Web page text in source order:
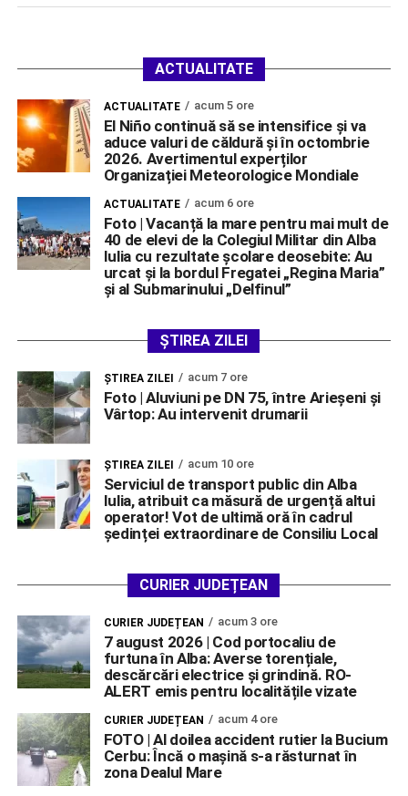
ACTUALITATE
ACTUALITATE acum 5 ore
El Niño continuă să se intensifice și va
aduce valuri de căldură și în octombrie
2026. Avertimentul experților
Organizației Meteorologice Mondiale
ACTUALITATE acum 6 ore
Foto | Vacanță la mare pentru mai mult de
40 de elevi de la Colegiul Militar din Alba
Iulia cu rezultate școlare deosebite: Au
urcat și la bordul Fregatei „Regina Maria”
și al Submarinului „Delfinul”
ȘTIREA ZILEI
ŞTIREA ZILEI acum 7 ore
Foto | Aluviuni pe DN 75, între Arieșeni și
Vârtop: Au intervenit drumarii
ŞTIREA ZILEI acum 10 ore
Serviciul de transport public din Alba
Iulia, atribuit ca măsură de urgență altui
operator! Vot de ultimă oră în cadrul
ședinței extraordinare de Consiliu Local
CURIER JUDEȚEAN
CURIER JUDEȚEAN acum 3 ore
7 august 2026 | Cod portocaliu de
furtuna în Alba: Averse torențiale,
descărcări electrice și grindină. RO-
ALERT emis pentru localitățile vizate
CURIER JUDEȚEAN acum 4 ore
FOTO | Al doilea accident rutier la Bucium
Cerbu: Încă o mașină s-a răsturnat în
zona Dealul Mare